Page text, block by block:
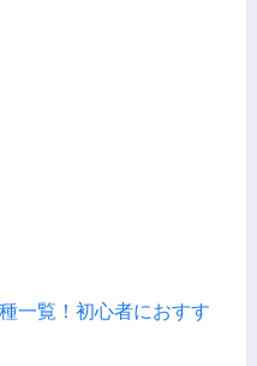
一覧！初心者におすす